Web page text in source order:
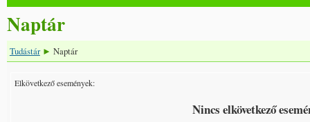
Naptár
Tudástár ► Naptár
Elkövetkező események:
Nincs elkövetkező